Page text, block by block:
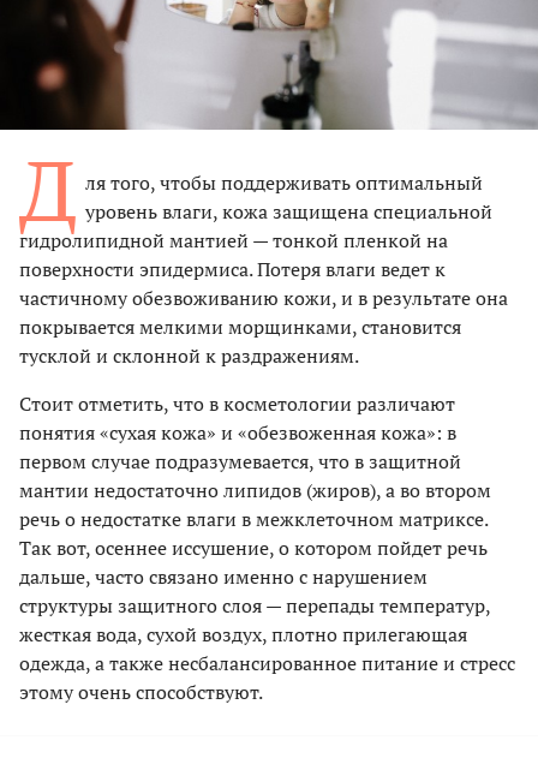
Д ля того, чтобы поддерживать оптимальный
уровень влаги, кожа защищена специальной
гидролипидной мантией — тонкой пленкой на
поверхности эпидермиса. Потеря влаги ведет к
частичному обезвоживанию кожи, и в результате она
покрывается мелкими морщинками, становится
тусклой и склонной к раздражениям.
Стоит отметить, что в косметологии различают
понятия «сухая кожа» и «обезвоженная кожа»: в
первом случае подразумевается, что в защитной
мантии недостаточно липидов (жиров), а во втором
речь о недостатке влаги в межклеточном матриксе.
Так вот, осеннее иссушение, о котором пойдет речь
дальше, часто связано именно с нарушением
структуры защитного слоя — перепады температур,
жесткая вода, сухой воздух, плотно прилегающая
одежда, а также несбалансированное питание и стресс
этому очень способствуют.